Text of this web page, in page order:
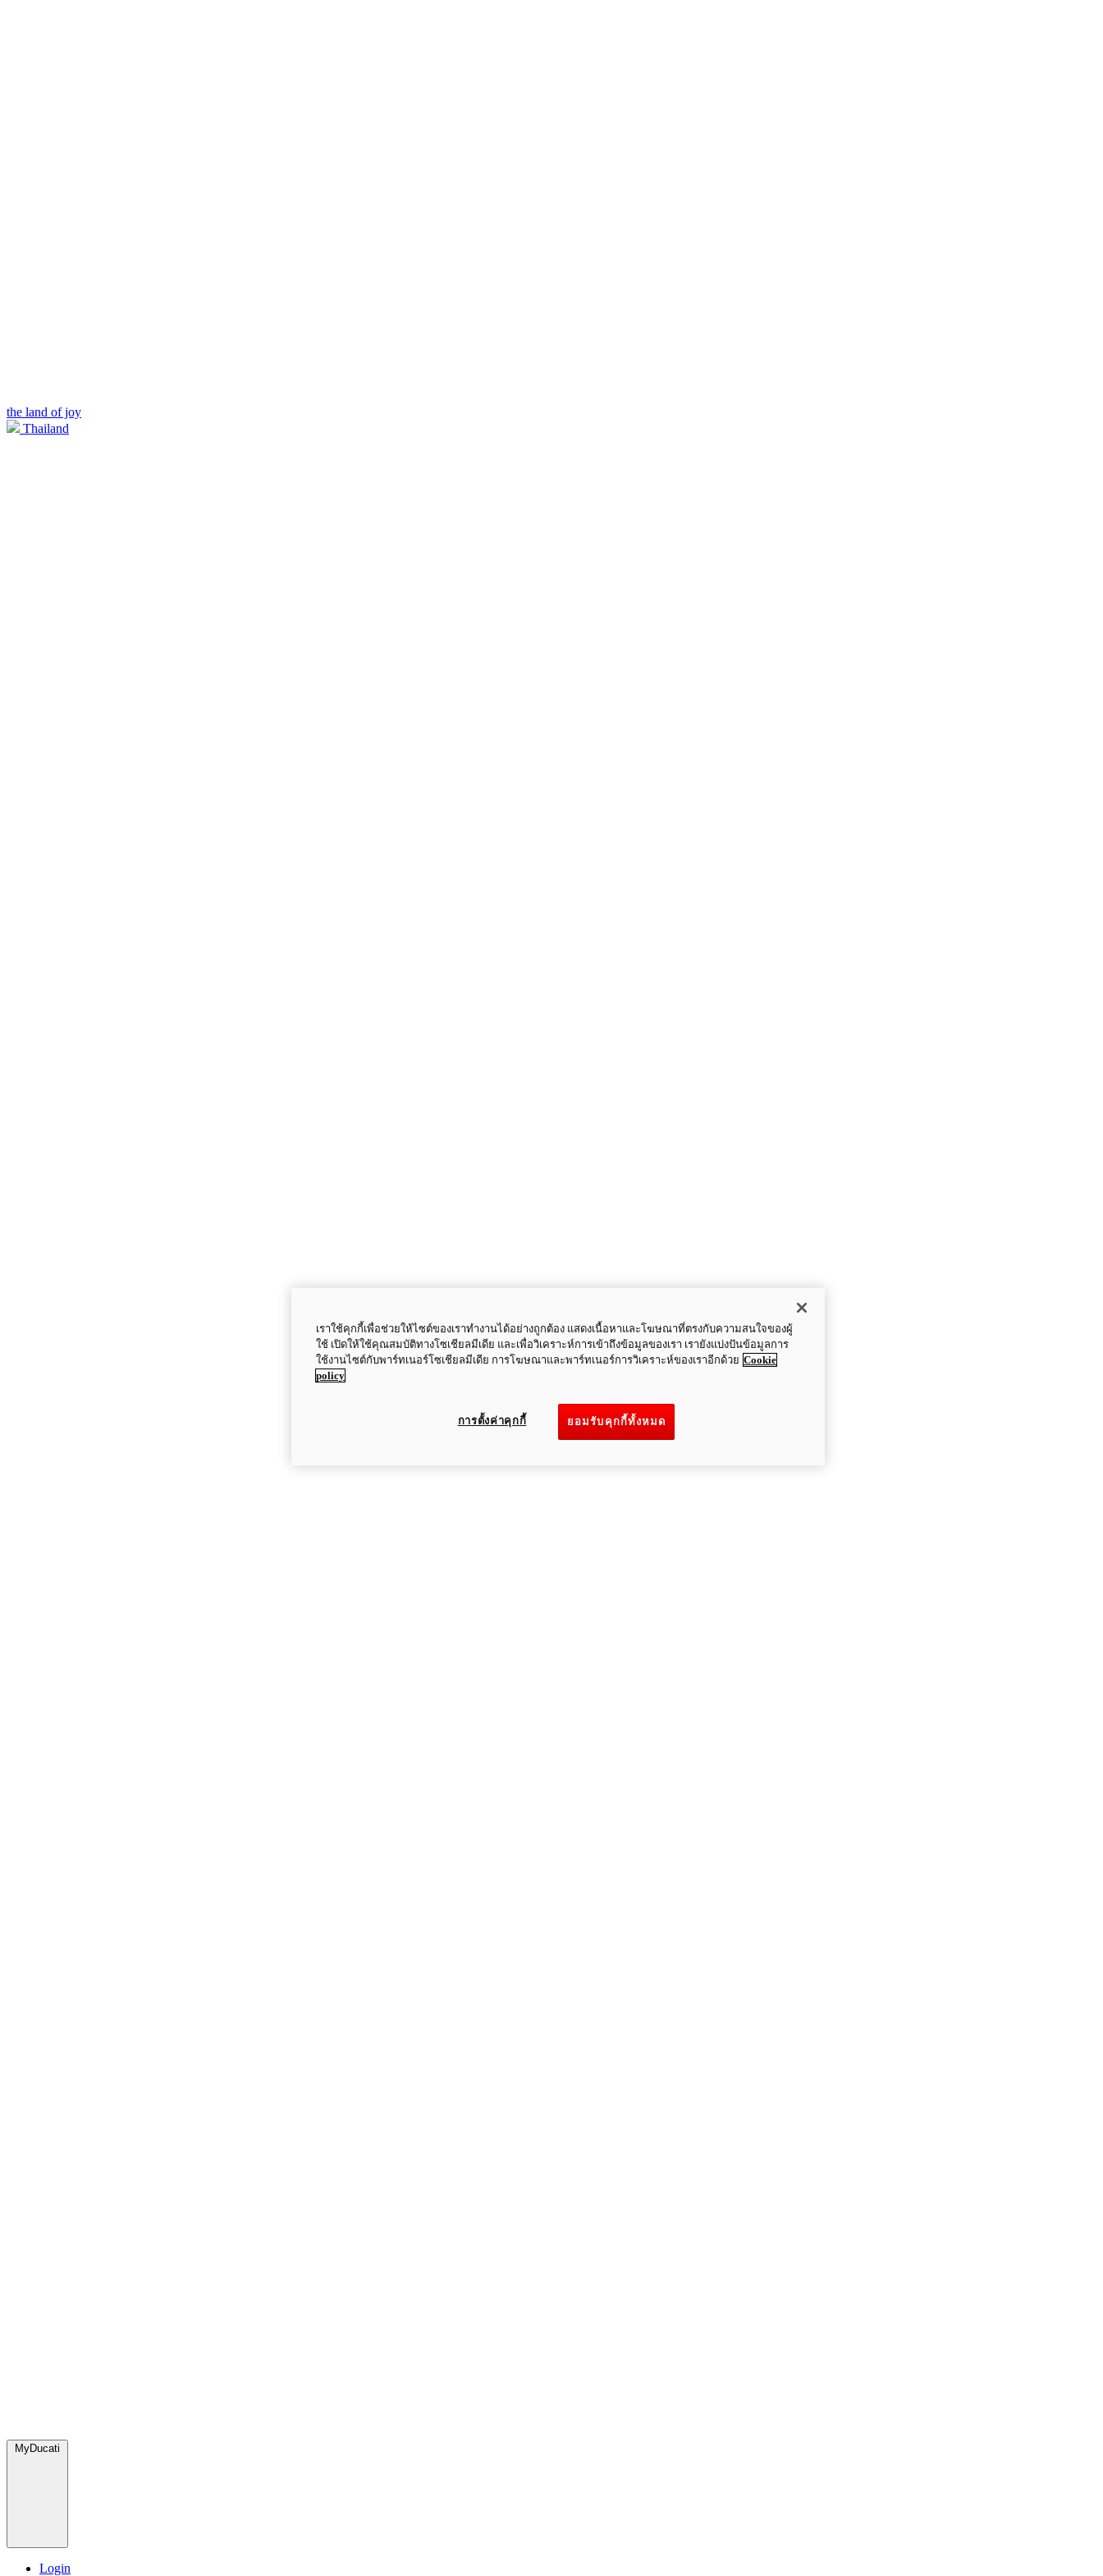
the land of joy
Thailand
MyDucati
Login
เราใช้คุกกี้เพื่อช่วยให้ไซต์ของเราทำงานได้อย่างถูกต้อง แสดงเนื้อหาและโฆษณาที่ตรงกับความสนใจของผู้
ใช้ เปิดให้ใช้คุณสมบัติทางโซเชียลมีเดีย และเพื่อวิเคราะห์การเข้าถึงข้อมูลของเรา เรายังแบ่งปันข้อมูลการ
ใช้งานไซต์กับพาร์ทเนอร์โซเชียลมีเดีย การโฆษณาและพาร์ทเนอร์การวิเคราะห์ของเราอีกด้วย Cookie
policy
ยอมรับคุกกี้ทั้งหมด
การตั้งค่าคุกกี้